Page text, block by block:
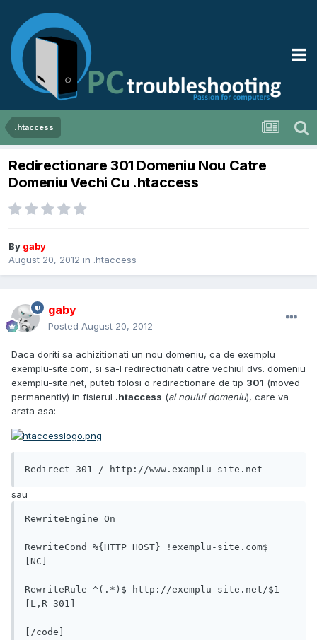
.htaccess
Redirectionare 301 Domeniu Nou Catre
Domeniu Vechi Cu .htaccess
By gaby
August 20, 2012 in .htaccess
gaby
Posted August 20, 2012
Daca doriti sa achizitionati un nou domeniu, ca de exemplu
exemplu-site.com, si sa-l redirectionati catre vechiul dvs. domeniu
exemplu-site.net, puteti folosi o redirectionare de tip 301 (moved
permanently) in fisierul .htaccess (al noului domeniu), care va
arata asa:
Redirect 301 / http://www.examplu-site.net
sau
RewriteEngine On
RewriteCond %{HTTP_HOST} !exemplu-site.com$
[NC]
RewriteRule ^(.*)$ http://exemplu-site.net/$1
[L,R=301]
[/code]